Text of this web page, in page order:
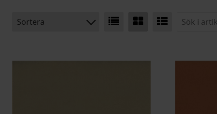
Sortera
VIKT